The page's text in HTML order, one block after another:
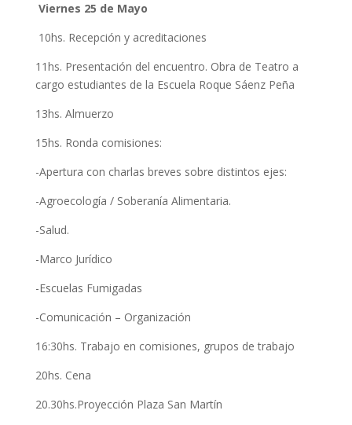
Viernes 25 de Mayo
10hs. Recepción y acreditaciones
11hs. Presentación del encuentro. Obra de Teatro a
cargo estudiantes de la Escuela Roque Sáenz Peña
13hs. Almuerzo
15hs. Ronda comisiones:
-Apertura con charlas breves sobre distintos ejes:
-Agroecología / Soberanía Alimentaria.
-Salud.
-Marco Jurídico
-Escuelas Fumigadas
-Comunicación – Organización
16:30hs. Trabajo en comisiones, grupos de trabajo
20hs. Cena
20.30hs.Proyección Plaza San Martín